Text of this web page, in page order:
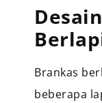
Brankas
beberapa